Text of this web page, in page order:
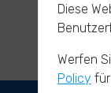
Diese
Werfen
Policy